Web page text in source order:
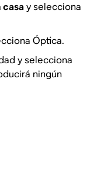
casay selecciona
Óptica.
y selecciona
ningún